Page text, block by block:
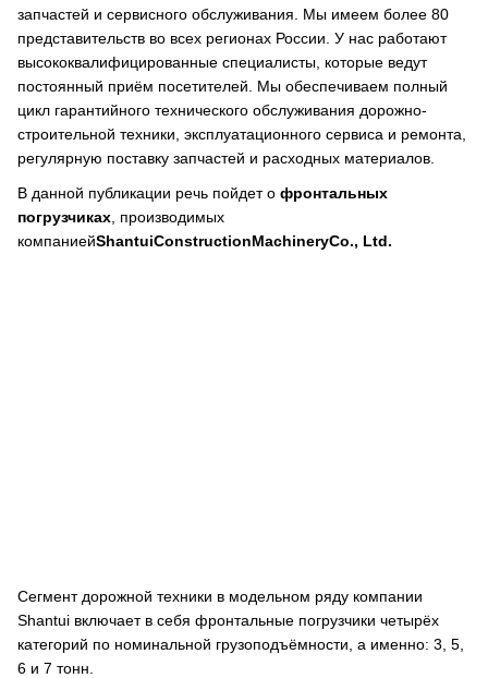
запчастей и сервисного обслуживания. Мы имеем более 80
представительств во всех регионах России. У нас работают
высококвалифицированные специалисты, которые ведут
постоянный приём посетителей. Мы обеспечиваем полный
цикл гарантийного технического обслуживания дорожно-
строительной техники, эксплуатационного сервиса и ремонта,
регулярную поставку запчастей и расходных материалов.
В данной публикации речь пойдет о фронтальных
погрузчиках , производимых
компаниейShantuiConstructionMachineryCo., Ltd.
Сегмент дорожной техники в модельном ряду компании
Shantui включает в себя фронтальные погрузчики четырёх
категорий по номинальной грузоподъёмности, а именно: 3, 5,
6 и 7 тонн.